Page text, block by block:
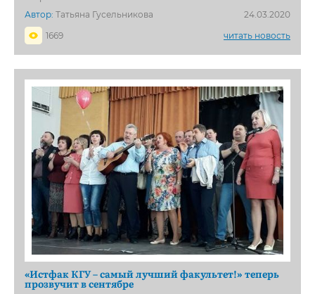
Автор: Татьяна Гусельникова
24.03.2020
1669
читать новость
«Истфак КГУ – самый лучший факультет!» теперь
прозвучит в сентябре